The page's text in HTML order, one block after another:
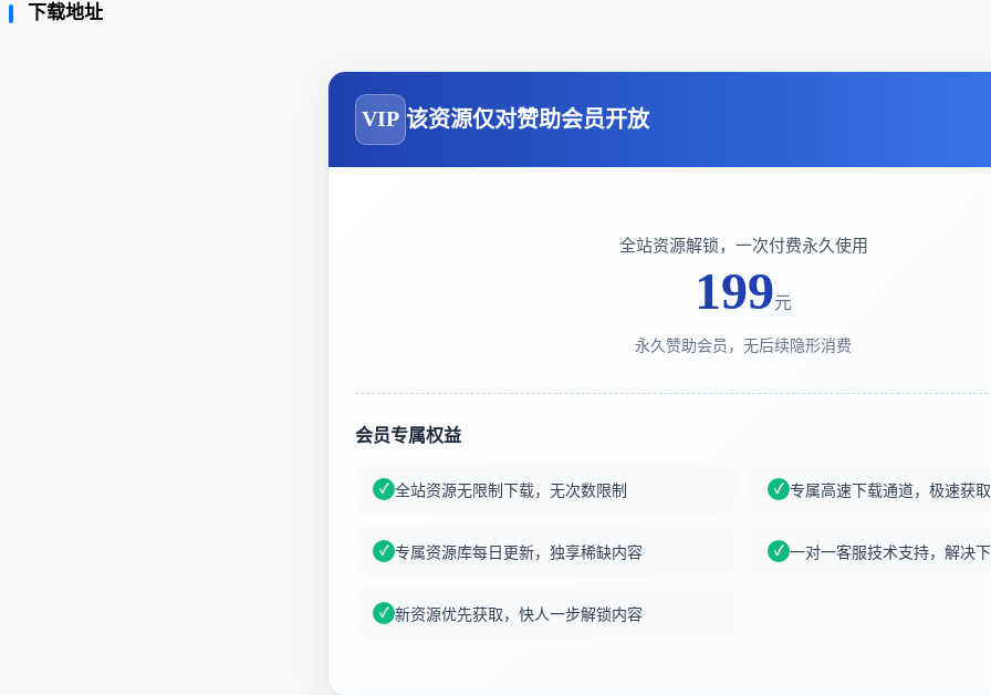
下载地址
VIP 该资源仅对赞助会员开放
全站资源解锁，一次付费永久使用
199元
永久赞助会员，无后续隐形消费
会员专属权益
全站资源无限制下载，无次数限制 专属高速下载通道，极速获
专属资源库每日更新，独享稀缺内容 一对一客服技术支持，解决
新资源优先获取，快人一步解锁内容